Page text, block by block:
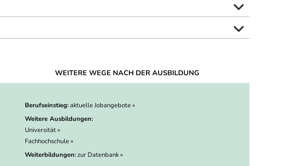
WEITERE WEGE NACH DER AUSBILDUNG
Berufseinstieg:aktuelle Jobangebote »
Weitere Ausbildungen:
Universität »
Fachhochschule »
Weiterbildungen:zur Datenbank »